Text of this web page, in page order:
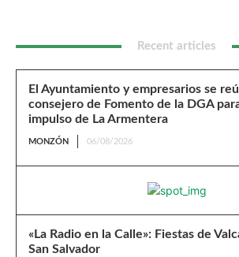
Recent articles
El Ayuntamiento y empresarios se
consejero de Fomento de la DGA
impulso de La Armentera
MONZÓN 06/08/2026
«La Radio en la Calle»: Fiestas de
San Salvador